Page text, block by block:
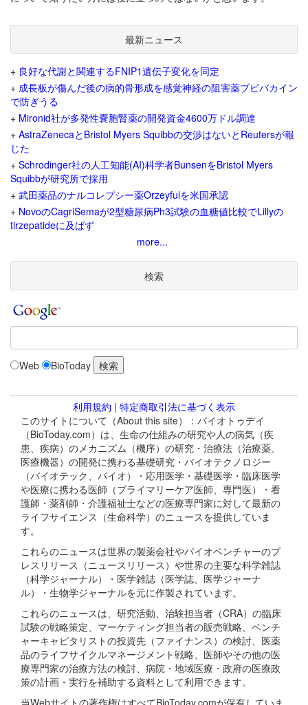
最新ニュース
+ 良好な代謝と関連するFNIP1遺伝子変化を同定
+ 成長板が傷んだ後の病的骨形成を感覚神経の阻害薬ブピバカイン
で防ぎうる
+ Mironid社が多発性嚢胞腎薬の開発資金4600万ドル調達
+ AstraZenecaとBristol Myers Squibbの交渉はないとReutersが報
じた
+ Schrodinger社の人工知能(AI)科学者BunsenをBristol Myers
Squibbが研究所で採用
+ 武田薬品のナルコレプシー薬Orzeyfulを米国承認
+ NovoのCagriSemaが2型糖尿病Ph3試験の血糖値比較でLillyの
tirzepatideに及ばず
more...
検索
Web BioToday
利用規約 | 特定商取引法に基づく表示
このサイトについて（About this site）：バイオトゥデイ
（BioToday.com）は、生命の仕組みの研究や人の病気（疾
患、疾病）のメカニズム（機序）の研究・治療法（治療薬、
医療機器）の開発に携わる基礎研究・バイオテクノロジー
（バイオテック、バイオ）・応用医学・基礎医学・臨床医学
や医療に携わる医師（プライマリーケア医師、専門医）・看
護師・薬剤師・介護福祉士などの医療専門家に対して最新の
ライフサイエンス（生命科学）のニュースを提供していま
す。
これらのニュースは世界の製薬会社やバイオベンチャーのプ
レスリリース（ニュースリリース）や世界の主要な科学雑誌
（科学ジャーナル）・医学雑誌（医学誌、医学ジャーナ
ル）・生物学ジャーナルを元に作製されています。
これらのニュースは、研究活動、治験担当者（CRA）の臨床
試験の戦略策定、マーケティング担当者の販売戦略、ベンチ
ャーキャピタリストの投資先（ファイナンス）の検討、医薬
品のライフサイクルマネージメント戦略、医師やその他の医
療専門家の治療方法の検討、病院・地域医療・政府の医療政
策の計画・実行を補助する資料として利用できます。